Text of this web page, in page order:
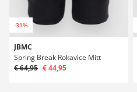
-31%
JBMC
Spring Break Rokavice Mitt
€ 64,95 € 44,95